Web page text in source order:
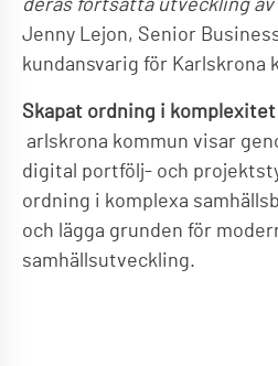
deras fortsatta utveckling
Jenny Lejon, Senior
kundansvarig för Karlskrona
Skapat ordning i komplexitet
arlskrona kommun visar
digital portfölj- och
ordning i komplexa
och lägga grunden för
samhällsutveckling.